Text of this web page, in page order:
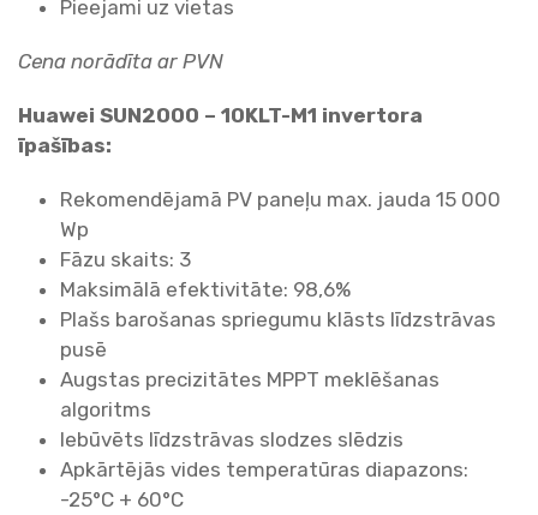
Pieejami uz vietas
Cena norādīta ar PVN
Huawei SUN2000 – 10KLT-M1 invertora
īpašības:
Rekomendējamā PV paneļu max. jauda 15 000
Wp
Fāzu skaits: 3
Maksimālā efektivitāte: 98,6%
Plašs barošanas spriegumu klāsts līdzstrāvas
pusē
Augstas precizitātes MPPT meklēšanas
algoritms
Iebūvēts līdzstrāvas slodzes slēdzis
Apkārtējās vides temperatūras diapazons:
-25°C + 60°C